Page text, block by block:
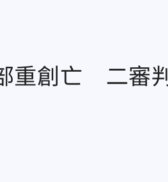
重創亡 二審判